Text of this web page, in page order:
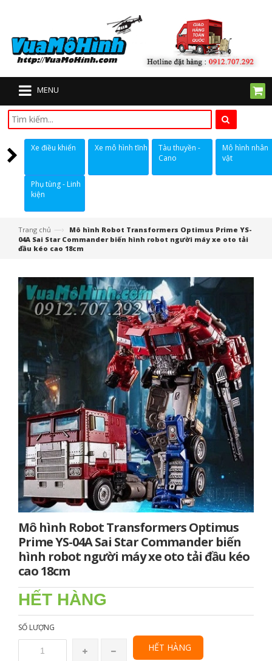
MENU
Xe điều khiển Xe mô hình tĩnh
Tàu thuyền -
Cano
Mô hình nhân
vật
Phụ tùng - Linh
kiện
Trang chủ —›
Mô hình Robot Transformers Optimus Prime YS-
04A Sai Star Commander biến hình robot người máy xe oto tải
đầu kéo cao 18cm
Mô hình Robot Transformers Optimus
Prime YS-04A Sai Star Commander biến
hình robot người máy xe oto tải đầu kéo
cao 18cm
HẾT HÀNG
SỐ LƯỢNG
HẾT HÀNG